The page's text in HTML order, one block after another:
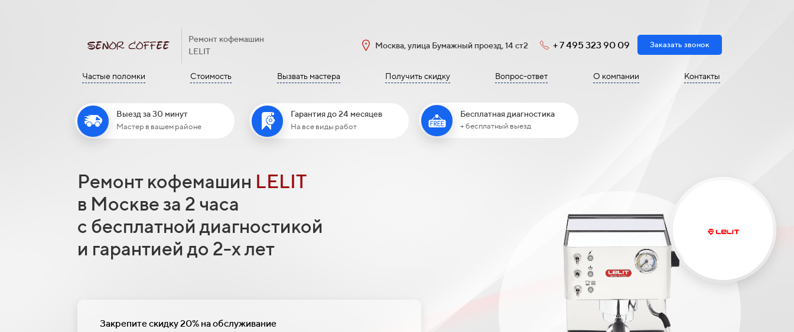
Ремонт кофемашин LELIT
в Москве за 2 часа
с бесплатной диагностикой
и гарантией до 2-х лет
Закрепите скидку 20% на обслуживание
Мастер в вашем районе
Выезд за 30 минут
На все виды работ
Гарантия до 24 месяцев
+ бесплатный выезд
Бесплатная диагностика
Ремонт кофемашин
LELIT
Москва, улица Бумажный проезд, 14 ст2 + 7 495 323 90 09 Заказать звонок
Частые поломки Стоимость Вызвать мастера Получить скидку Вопрос-ответ О компании Контакты